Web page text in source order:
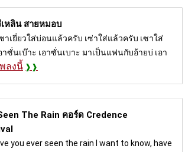
หลิน สายหมอบ
าเยี่ยวใส่บ่อนแล้วครับ เซ่าใส่แล้วครับ เซาใส่
ซั่นเบ๊าะ เอาซั่นเบาะ มาเป็นแฟนกับอ้ายบ่ เอา
พลงนี้
The Rain คอร์ด Credence
you ever seen the rain I want to know, have